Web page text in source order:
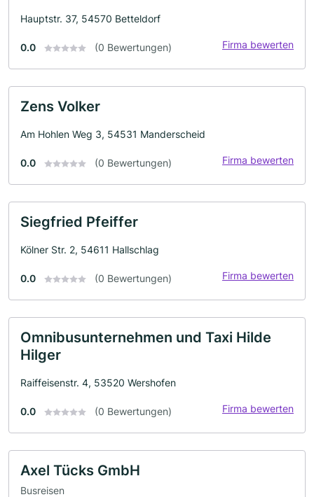
Hauptstr. 37, 54570 Betteldorf
0.0 (0 Bewertungen) Firma bewerten
Zens Volker
Am Hohlen Weg 3, 54531 Manderscheid
0.0 (0 Bewertungen) Firma bewerten
Siegfried Pfeiffer
Kölner Str. 2, 54611 Hallschlag
0.0 (0 Bewertungen) Firma bewerten
Omnibusunternehmen und Taxi Hilde
Hilger
Raiffeisenstr. 4, 53520 Wershofen
0.0 (0 Bewertungen) Firma bewerten
Axel Tücks GmbH
Busreisen